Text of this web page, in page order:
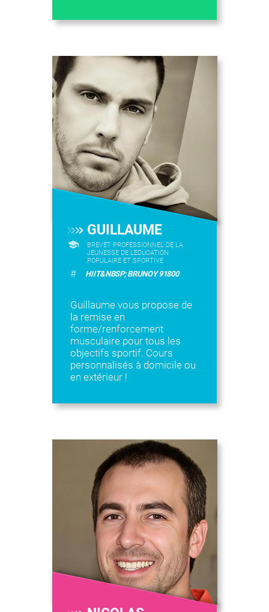
GUILLAUME
BREVET PROFESSIONNEL DE LA
JEUNESSE DE L'EDUCATION
POPULAIRE ET SPORTIVE
# HIIT&NBSP; BRUNOY 91800
Guillaume vous propose de
la remise en
forme/renforcement
musculaire pour tous les
objectifs sportif. Cours
personnalisés à domicile ou
en extérieur !